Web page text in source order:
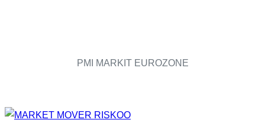
PMI MARKIT EUROZONE